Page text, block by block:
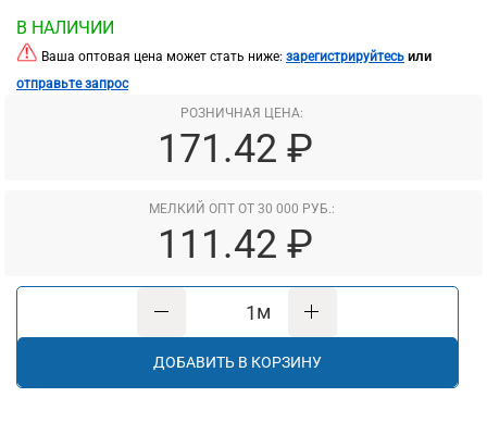
В НАЛИЧИИ
Ваша оптовая цена может стать ниже: зарегистрируйтесь или
отправьте запрос
РОЗНИЧНАЯ ЦЕНА:
171.42 ₽
МЕЛКИЙ ОПТ ОТ 30 000 РУБ.:
111.42 ₽
м
ДОБАВИТЬ В КОРЗИНУ